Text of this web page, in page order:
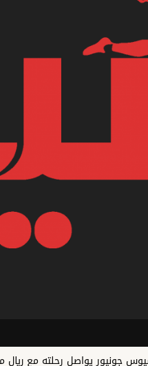
يواصل رحلته مع ريال مدريد حتى 2032